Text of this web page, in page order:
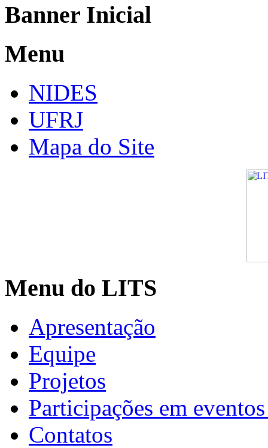
Banner Inicial
Menu
NIDES
UFRJ
Mapa do Site
Menu do LITS
Apresentação
Equipe
Projetos
Participações em
Contatos